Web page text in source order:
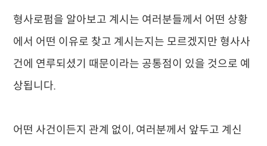
형사로펌을 알아보고 계시는 여러분들께서 어떤 상황
에서 어떤 이유로 찾고 계시는지는 모르겠지만 형사사
건에 연루되셨기 때문이라는 공통점이 있을 것으로 예
상됩니다.
어떤 사건이든지 관계 없이, 여러분께서 앞두고 계신